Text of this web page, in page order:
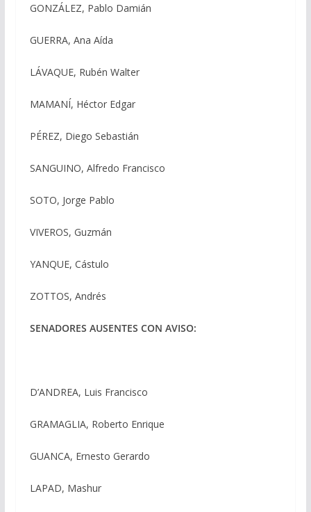
GONZÁLEZ, Pablo Damián
GUERRA, Ana Aída
LÁVAQUE, Rubén Walter
MAMANÍ, Héctor Edgar
PÉREZ, Diego Sebastián
SANGUINO, Alfredo Francisco
SOTO, Jorge Pablo
VIVEROS, Guzmán
YANQUE, Cástulo
ZOTTOS, Andrés
SENADORES AUSENTES CON AVISO:
D’ANDREA, Luis Francisco
GRAMAGLIA, Roberto Enrique
GUANCA, Ernesto Gerardo
LAPAD, Mashur